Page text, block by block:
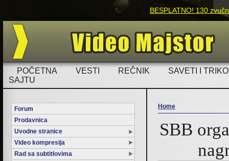
BESPLATNO! 130
POČETNA VESTI REČNIK
SAVETI I
SAJTU
Forum
Prodavnica
Uvodne stranice
Video kompresija
Rad sa subtitlovima
You are here
Home
SBB